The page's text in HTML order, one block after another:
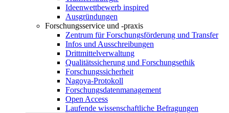
Ideenwettbewerb inspired
Ausgründungen
Forschungsservice und -praxis
Zentrum für Forschungsförderung und Transfer
Infos und Ausschreibungen
Drittmittelverwaltung
Qualitätssicherung und Forschungsethik
Forschungssicherheit
Nagoya-Protokoll
Forschungsdatenmanagement
Open Access
Laufende wissenschaftliche Befragungen